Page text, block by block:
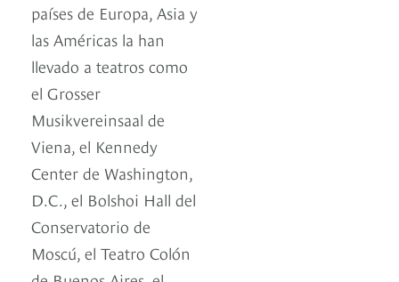
países de Europa, Asia y
las Américas la han
llevado a teatros como
el Grosser
Musikvereinsaal de
Viena, el Kennedy
Center de Washington,
D.C., el Bolshoi Hall del
Conservatorio de
Moscú, el Teatro Colón